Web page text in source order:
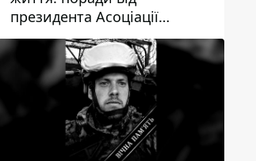
президента Асоціації
дієтологів України